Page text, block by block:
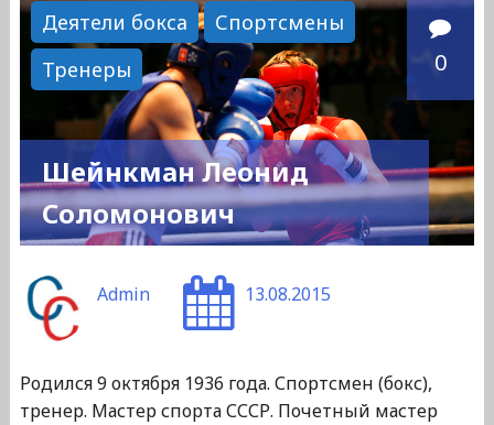
Матвеевич"
Деятели бокса
Спортсмены
Тренеры
0
Шейнкман Леонид
Соломонович
Admin 13.08.2015
Родился 9 октября 1936 года. Спортсмен (бокс),
тренер. Мастер спорта СССР. Почетный мастер